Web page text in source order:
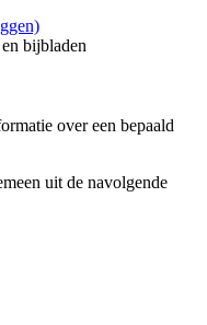
bijbladen
over een bepaald
uit de navolgende